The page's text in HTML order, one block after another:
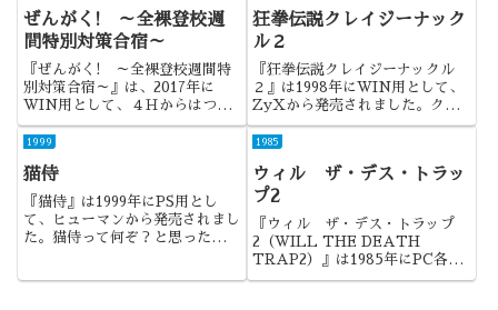
多かったものです。
ぜんがく! ～全裸登校週
間特別対策合宿～
『ぜんがく! ～全裸登校週間特
別対策合宿～』は、2017年に
WIN用として、４Ｈからはつば
いされました。全裸登校週間シリ
ーズの最新作は、期間の前に着目
狂拳伝説クレイジーナック
ル２
『狂拳伝説クレイジーナックル
２』は1998年にWIN用として、
ZyXから発売されました。クレ
イジーナックルシリーズの2作目
であり、音声入力対応版も存在し
1999
猫侍
『猫侍』は1999年にPS用とし
て、ヒューマンから発売されまし
た。猫侍って何ぞ？と思ったら、
1985
ウィル ザ・デス・トラッ
プ2
『ウィル ザ・デス・トラップ
2（WILL THE DEATH
TRAP2）』は1985年にPC各機
種用として、スクウェアから発売